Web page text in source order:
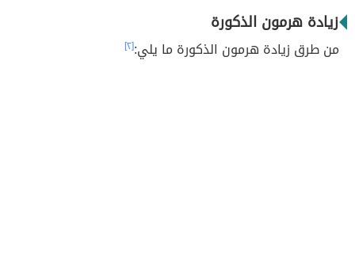
زيادة هرمون الذكورة
من طرق زيادة هرمون الذكورة ما يلي:[٢]